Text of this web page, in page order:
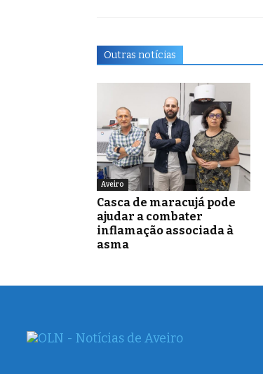
Outras notícias
Aveiro
Casca de maracujá pode
ajudar a combater
inflamação associada à
asma